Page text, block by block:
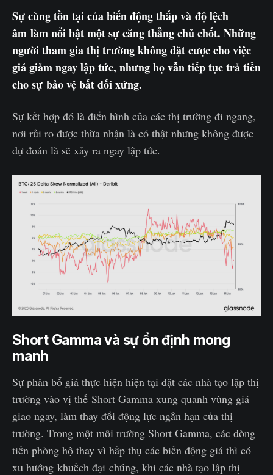
Sự cùng tồn tại của biến động thấp và độ lệch
âm làm nổi bật một sự căng thẳng chủ chốt. Những
người tham gia thị trường không đặt cược cho việc
giá giảm ngay lập tức, nhưng họ vẫn tiếp tục trả tiền
cho sự bảo vệ bất đối xứng.
Sự kết hợp đó là điển hình của các thị trường đi ngang,
nơi rủi ro được thừa nhận là có thật nhưng không được
dự đoán là sẽ xảy ra ngay lập tức.
Short Gamma và sự ổn định mong
manh
Sự phân bổ giá thực hiện hiện tại đặt các nhà tạo lập thị
trường vào vị thế Short Gamma xung quanh vùng giá
giao ngay, làm thay đổi động lực ngắn hạn của thị
trường. Trong một môi trường Short Gamma, các dòng
tiền phòng hộ thay vì hấp thụ các biến động giá thì có
xu hướng khuếch đại chúng, khi các nhà tạo lập thị